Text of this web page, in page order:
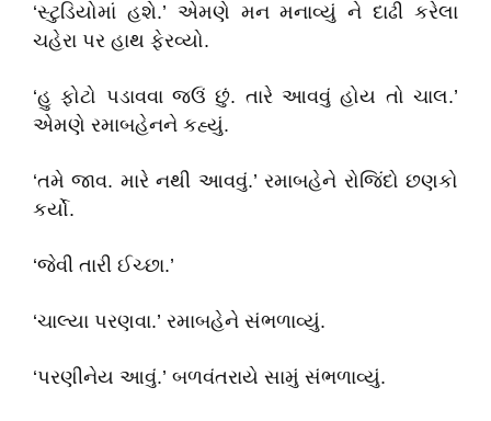
‘સ્ટુડિયોમાં હશે.’ એમણે મન મનાવ્યું ને દાઢી કરેલા
ચહેરા પર હાથ ફેરવ્યો.
‘હુ ફોટો પડાવવા જઉં છું. તારે આવવું હોય તો ચાલ.’
એમણે રમાબહેનને કહ્યું.
‘તમે જાવ. મારે નથી આવવું.’ રમાબહેને રોજિંદો છણકો
કર્યો.
‘જેવી તારી ઈચ્છા.’
‘ચાલ્યા પરણવા.’ રમાબહેને સંભળાવ્યું.
‘પરણીનેય આવું.’ બળવંતરાયે સામું સંભળાવ્યું.